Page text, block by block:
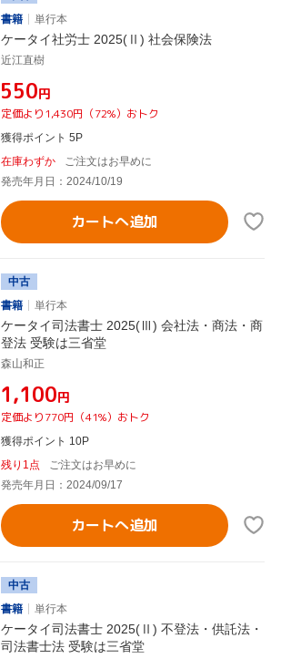
書籍
単行本
ケータイ社労士 2025(Ⅱ) 社会保険法
近江直樹
¥550円
定価より1,430円（72%）おトク
獲得ポイント 5P
在庫わずか
ご注文はお早めに
発売年月日：2024/10/19
カートへ追加
中古
書籍
単行本
ケータイ司法書士 2025(Ⅲ) 会社法・商法・商
登法 受験は三省堂
森山和正
¥1,100円
定価より770円（41%）おトク
獲得ポイント 10P
残り1点
ご注文はお早めに
発売年月日：2024/09/17
カートへ追加
中古
書籍
単行本
ケータイ司法書士 2025(Ⅱ) 不登法・供託法・
司法書士法 受験は三省堂